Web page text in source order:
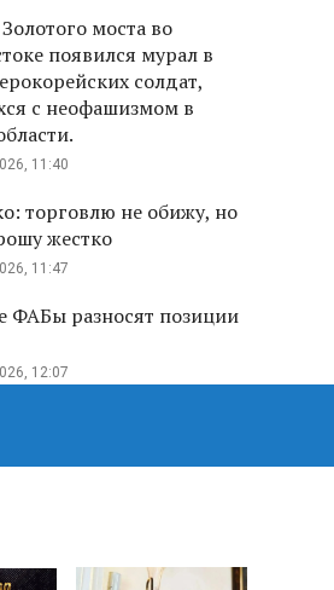
моста во
появился мурал в
солдат,
с неофашизмом в
11:40
торговлю не обижу, но
жестко
11:47
ФАБы разносят позиции
12:07